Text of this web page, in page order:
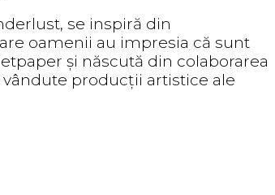
se inspiră din
oamenii au impresia că sunt
și născută din colaborarea
producții artistice ale